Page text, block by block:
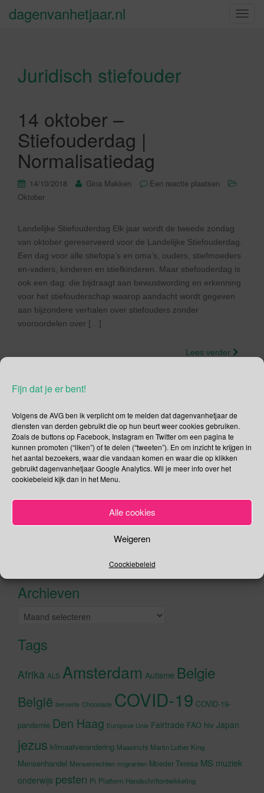
Fijn dat je er bent!
Volgens de AVG ben ik verplicht om te melden dat dagenvanhetjaar de
diensten van derden gebruikt die op hun beurt weer cookies gebruiken.
Zoals de buttons op Facebook, Instagram en Twitter om een pagina te
kunnen promoten (“liken”) of te delen (“tweeten”). En om inzicht te krijgen in
het aantal bezoekers, waar die vandaan komen en waar die op klikken
gebruikt dagenvanhetjaar Google Analytics. Wil je meer info over het
cookiebeleid kijk dan in het Menu.
Alle cookies
Weigeren
Coockiebeleid
S
dagenvanhetjaar.nl
Juridisch stiefouder
14 oktober –
Stiefouderdag |
Normalisatiedag
14/10/2018 Gina Makken
Een reactie plaatsen
Oktober
Landelijke Stiefouderdag Elk jaar wordt de tweede zondag
van oktober gereserveerd voor de Landelijke Stiefouderdag.
Een dag voor alle stiefopa’s en oma’s, ouders, stiefmoeders
en-vaders, kinderen en stiefkinderen. Maar stiefouderdag is
ook een dag: die bijdraagt aan bewustwording en erkenning
voor het stiefouderschap waarop aandacht wordt gegeven
aan bijzondere verhalen over stiefouders zonder
vooroordelen over […]
Lees verder
Social Media
Je kunt me volgen op
Recente tweetsKlik om marketing cookies te
accepteren en deze inhoud in te
Archieven
Archieven
Tags
Afrika ALS Amsterdam Autisme Belgie
België beroerte Chocolade COVID-19 COVID-19-
pandemie Den Haag Europese Unie Fairtrade FAO hiv Japan
jezus klimaatverandering Maastricht Martin Luther King
Mensenhandel Mensenrechten migranten Moeder Teresa MS muziek
onderwijs pesten Pi Platform Handschriftontwikkeling